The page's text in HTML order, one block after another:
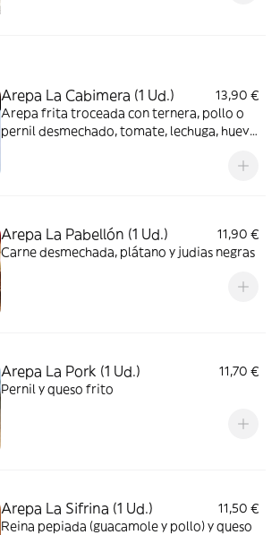
Arepa La Cabimera (1 Ud.)
13,90 €
Arepa frita troceada con ternera, pollo o
pernil desmechado, tomate, lechuga, huevo
Arepa La Pabellón (1 Ud.)
11,90 €
Carne desmechada, plátano y judias negras
Arepa La Pork (1 Ud.)
11,70 €
Pernil y queso frito
Arepa La Sifrina (1 Ud.)
11,50 €
Reina pepiada (guacamole y pollo) y queso